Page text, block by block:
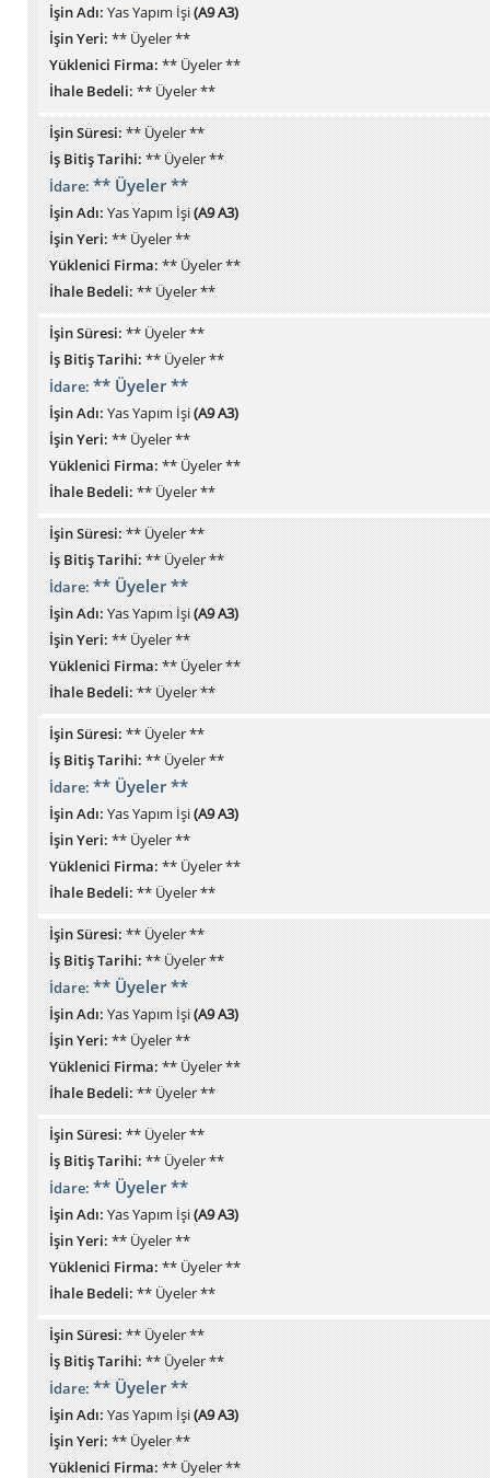
İşin Adı: Yas Yapım İşi(A9 A3)
İşin Yeri: ** Üyeler **
Yüklenici Firma: ** Üyeler **
İhale Bedeli: ** Üyeler **
İşin Süresi:** Üyeler **
İş Bitiş Tarihi:** Üyeler **
İdare:** Üyeler **
İşin Adı:Yas Yapım İşi(A9 A3)
İşin Yeri:** Üyeler **
Yüklenici Firma:** Üyeler **
İhale Bedeli:** Üyeler **
İşin Süresi: ** Üyeler **
İş Bitiş Tarihi: ** Üyeler **
İdare: ** Üyeler **
İşin Adı: Yas Yapım İşi(A9 A3)
İşin Yeri: ** Üyeler **
Yüklenici Firma: ** Üyeler **
İhale Bedeli: ** Üyeler **
İşin Süresi:** Üyeler **
İş Bitiş Tarihi:** Üyeler **
İdare:** Üyeler **
İşin Adı:Yas Yapım İşi(A9 A3)
İşin Yeri:** Üyeler **
Yüklenici Firma:** Üyeler **
İhale Bedeli:** Üyeler **
İşin Süresi: ** Üyeler **
İş Bitiş Tarihi: ** Üyeler **
İdare: ** Üyeler **
İşin Adı: Yas Yapım İşi(A9 A3)
İşin Yeri: ** Üyeler **
Yüklenici Firma: ** Üyeler **
İhale Bedeli: ** Üyeler **
İşin Süresi:** Üyeler **
İş Bitiş Tarihi:** Üyeler **
İdare:** Üyeler **
İşin Adı:Yas Yapım İşi(A9 A3)
İşin Yeri:** Üyeler **
Yüklenici Firma:** Üyeler **
İhale Bedeli:** Üyeler **
İşin Süresi: ** Üyeler **
İş Bitiş Tarihi: ** Üyeler **
İdare: ** Üyeler **
İşin Adı: Yas Yapım İşi(A9 A3)
İşin Yeri: ** Üyeler **
Yüklenici Firma: ** Üyeler **
İhale Bedeli: ** Üyeler **
İşin Süresi:** Üyeler **
İş Bitiş Tarihi:** Üyeler **
İdare:** Üyeler **
İşin Adı:Yas Yapım İşi(A9 A3)
İşin Yeri:** Üyeler **
Yüklenici Firma:** Üyeler **